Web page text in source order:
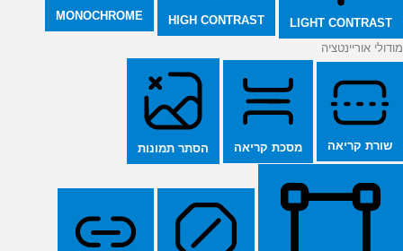
LIGHT CONTRAST
HIGH CONTRAST
MONOCHROME
מודולי אוריינטציה
שורת קריאה מסכת קריאה הסתר תמונות